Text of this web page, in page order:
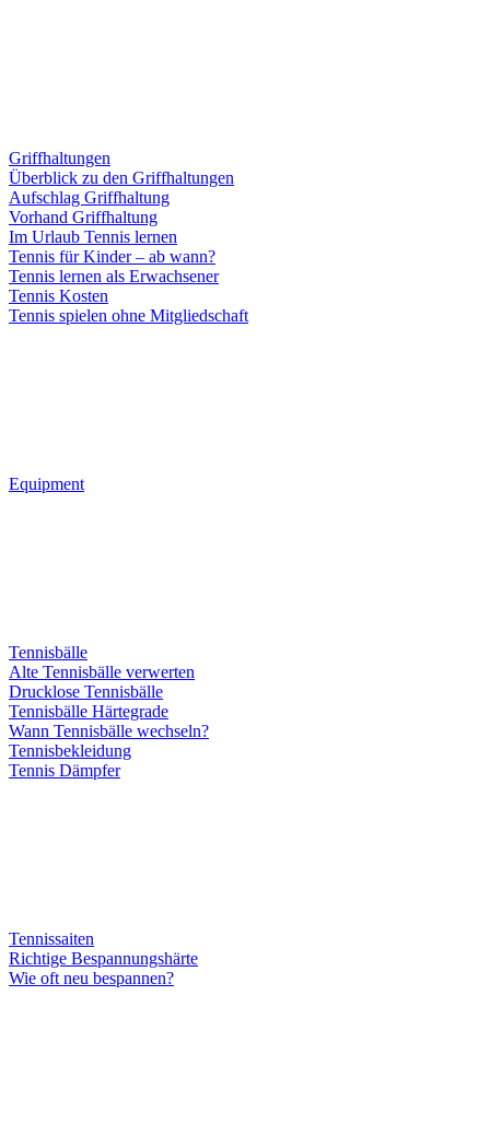
Griffhaltungen
Überblick zu den Griffhaltungen
Aufschlag Griffhaltung
Vorhand Griffhaltung
Im Urlaub Tennis lernen
Tennis für Kinder – ab wann?
Tennis lernen als Erwachsener
Tennis Kosten
Tennis spielen ohne Mitgliedschaft
Equipment
Tennisbälle
Alte Tennisbälle verwerten
Drucklose Tennisbälle
Tennisbälle Härtegrade
Wann Tennisbälle wechseln?
Tennisbekleidung
Tennis Dämpfer
Tennissaiten
Richtige Bespannungshärte
Wie oft neu bespannen?